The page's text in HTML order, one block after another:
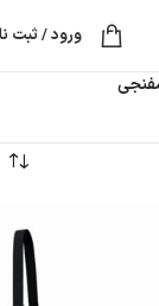
ورود / ثبت